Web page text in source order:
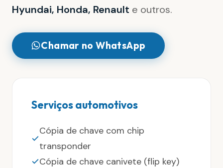
Hyundai, Honda, Renault e outros.
Chamar no WhatsApp
Serviços automotivos
Cópia de chave com chip
transponder
Cópia de chave canivete (flip key)